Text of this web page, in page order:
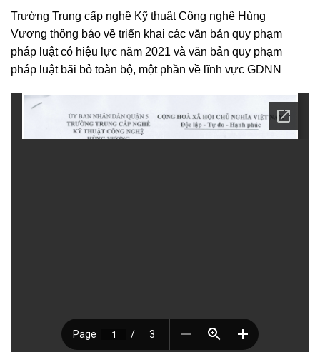
Trường Trung cấp nghề Kỹ thuật Công nghệ Hùng
Vương thông báo về triển khai các văn bản quy phạm
pháp luật có hiệu lực năm 2021 và văn bản quy phạm
pháp luật bãi bỏ toàn bộ, một phần về lĩnh vực GDNN